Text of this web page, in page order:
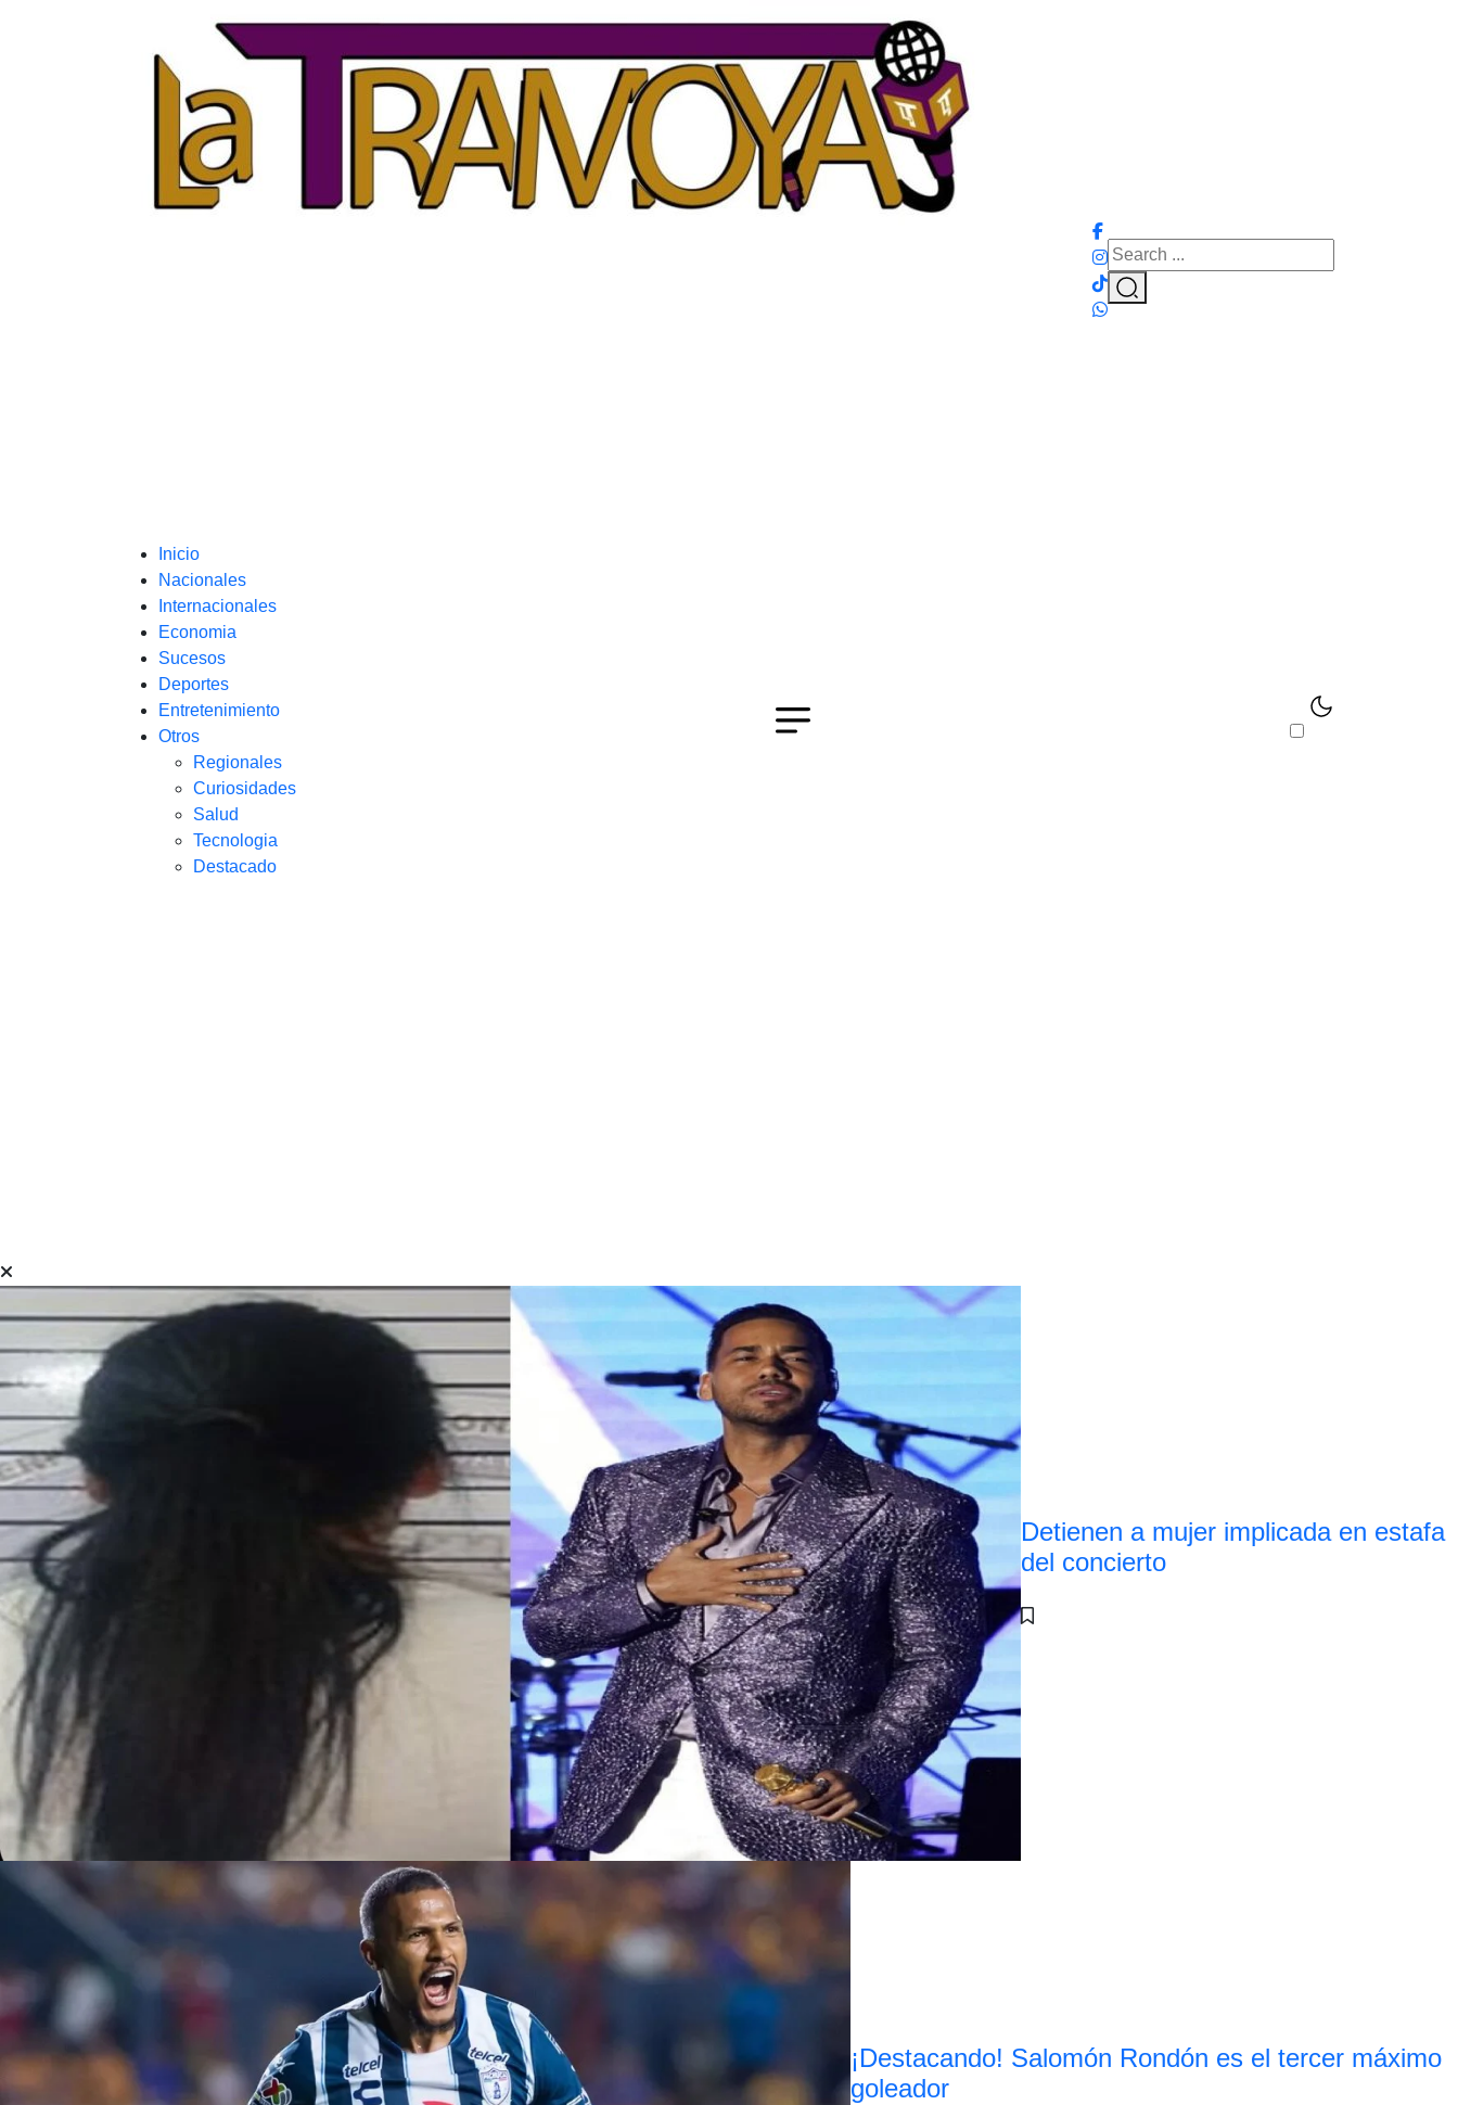
Inicio
Nacionales
Internacionales
Economia
Sucesos
Deportes
Entretenimiento
Otros
Regionales
Curiosidades
Salud
Tecnologia
Destacado
Detienen a mujer implicada en estafa
del concierto
¡Destacando! Salomón Rondón es el tercer máximo
goleador